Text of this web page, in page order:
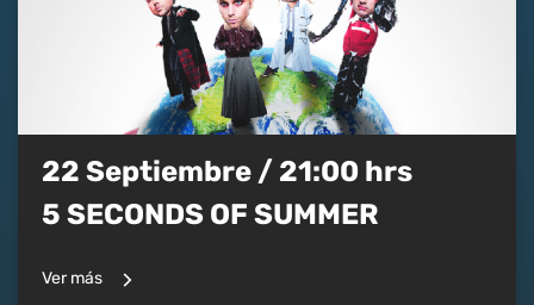
22 Septiembre / 21:00 hrs
5 SECONDS OF SUMMER
Ver más